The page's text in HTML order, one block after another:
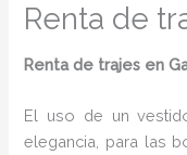
Renta de
Renta de trajes en
El uso de un
elegancia, para las